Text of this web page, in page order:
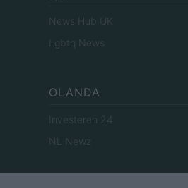
News Hub UK
Lgbtq News
OLANDA
Investeren 24
NL Newz